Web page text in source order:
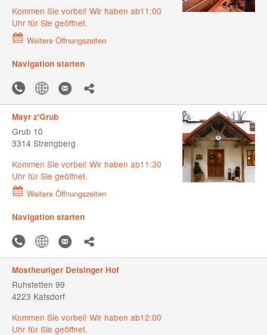
Kommen Sie vorbei! Wir haben ab11:00
Uhr für Sie geöffnet.
Weitere Öffnungszeiten
Navigation starten
Mayr z'Grub
Grub 10
3314 Strengberg
Kommen Sie vorbei! Wir haben ab11:30
Uhr für Sie geöffnet.
Weitere Öffnungszeiten
Navigation starten
Mostheuriger Deisinger Hof
Ruhstetten 99
4223 Katsdorf
Kommen Sie vorbei! Wir haben ab12:00
Uhr für Sie geöffnet.